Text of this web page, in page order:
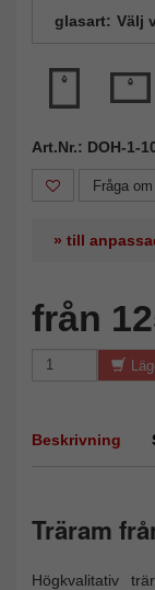
glasart: Välj
Art.Nr.: DOH-1-
Fråga
» till
från
Beskrivning
Träram
Högkvalitativ